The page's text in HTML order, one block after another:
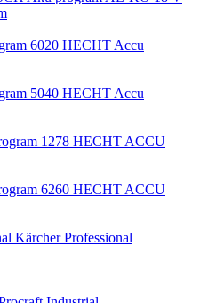
HECHT Accu
HECHT Accu
HECHT ACCU
HECHT ACCU
Kärcher Professional